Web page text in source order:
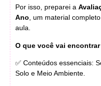
Por isso, preparei a
Ano , um material
aula.
O que você vai
✅ Conteúdos essenciais:
Solo e Meio Ambiente.